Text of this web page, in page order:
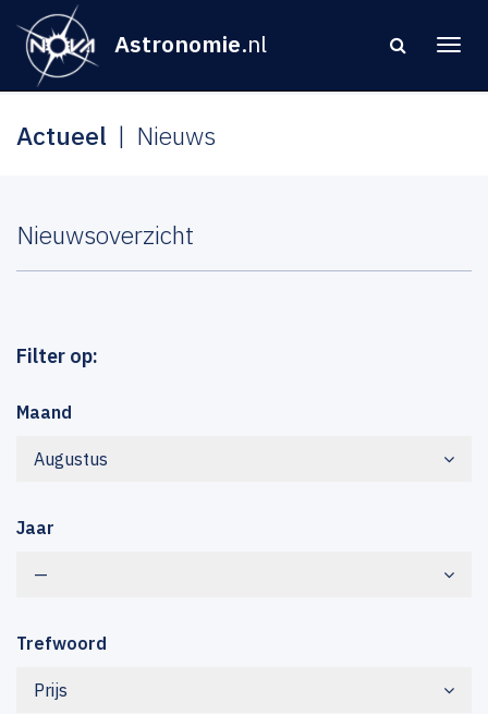
Astronomie.nl
Actueel Nieuws
Nieuwsoverzicht
Filter op:
Maand
Augustus
Jaar
—
Trefwoord
Prijs